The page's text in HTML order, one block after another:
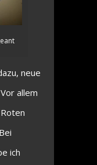
neue
allem
ich